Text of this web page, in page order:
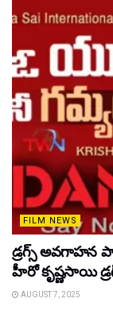
FILM NEWS
డ్రగ్స్ అవగాహన
హీరో కృష్ణసాయి
AUGUST 7, 2025